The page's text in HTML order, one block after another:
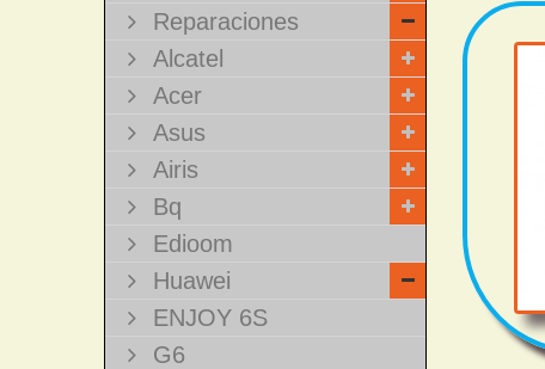
Reparaciones
Alcatel
Acer
Asus
Airis
Bq
Edioom
Huawei
ENJOY 6S
G6